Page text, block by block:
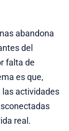
abandona
del
falta de
es que,
las actividades
real.